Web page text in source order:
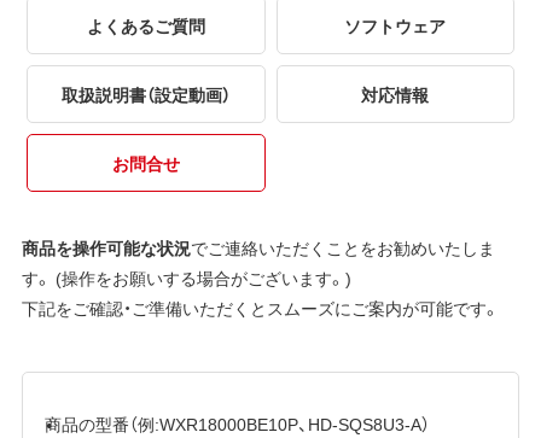
よくあるご質問 ソフトウェア
取扱説明書（設定動画） 対応情報
お問合せ
商品を操作可能な状況でご連絡いただくことをお勧めいたしま
す。 (操作をお願いする場合がございます。)
下記をご確認・ご準備いただくとスムーズにご案内が可能です。
商品の型番（例:WXR18000BE10P、HD-SQS8U3-A）